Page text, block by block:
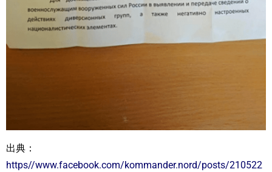
出典：
https//www.facebook.com/kommander.nord/posts/210522